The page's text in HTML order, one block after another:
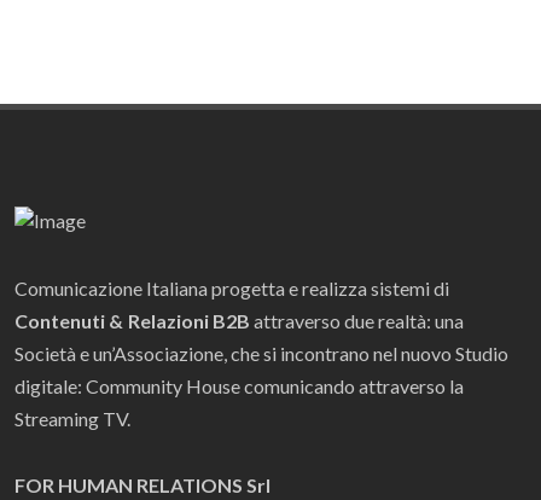
Comunicazione Italiana progetta e realizza sistemi di
Contenuti & Relazioni B2B attraverso due realtà: una
Società e un’Associazione, che si incontrano nel nuovo Studio
digitale: Community House comunicando attraverso la
Streaming TV.
FOR HUMAN RELATIONS Srl